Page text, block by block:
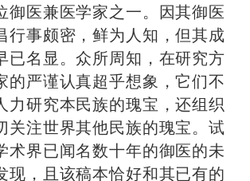
御医兼医学家之一。因其御医
行事颇密，鲜为人知，但其成
已名显。众所周知，在研究方
的严谨认真超乎想象，它们不
力研究本民族的瑰宝，还组织
关注世界其他民族的瑰宝。试
术界已闻名数十年的御医的未
现，且该稿本恰好和其已有的